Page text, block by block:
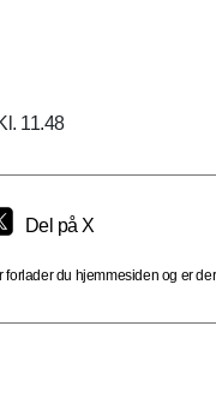
11.48
Del på X
du hjemmesiden og er